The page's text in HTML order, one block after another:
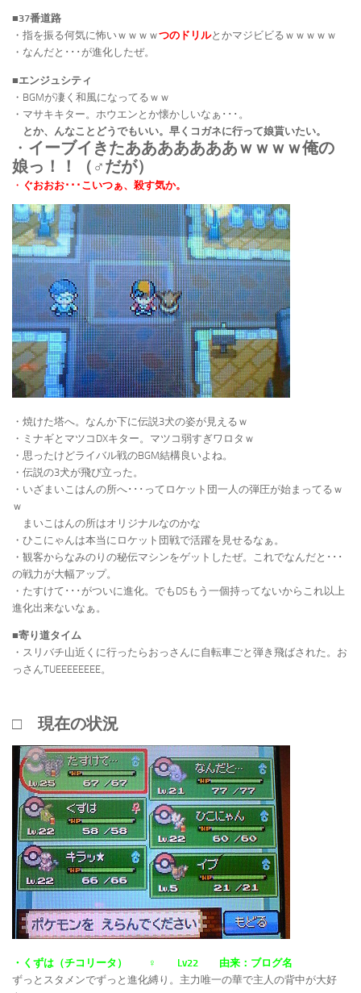
■37番道路
・指を振る何気に怖いｗｗｗｗつのドリルとかマジビビるｗｗｗｗｗ
・なんだと･･･が進化したぜ。
■エンジュシティ
・BGMが凄く和風になってるｗｗ
・マサキキター。ホウエンとか懐かしいなぁ･･･。
とか、んなことどうでもいい。早くコガネに行って娘貰いたい。
・ イーブイきたあああああああｗｗｗｗ俺の
娘っ！！（♂だが）
・ ぐおおお･･･こいつぁ、殺す気か。
・焼けた塔へ。なんか下に伝説3犬の姿が見えるｗ
・ミナギとマツコDXキター。マツコ弱すぎワロタｗ
・思ったけどライバル戦のBGM結構良いよね。
・伝説の3犬が飛び立った。
・いざまいこはんの所へ･･･ってロケット団一人の弾圧が始まってるｗ
ｗ
まいこはんの所はオリジナルなのかな
・ひこにゃんは本当にロケット団戦で活躍を見せるなぁ。
・観客からなみのりの秘伝マシンをゲットしたぜ。これでなんだと･･･
の戦力が大幅アップ。
・たすけて･･･がついに進化。でもDSもう一個持ってないからこれ以上
進化出来ないなぁ。
■寄り道タイム
・スリバチ山近くに行ったらおっさんに自転車ごと弾き飛ばされた。お
っさんTUEEEEEEEE。
□ 現在の状況
・くずは（チコリータ） ♀ Lv22 由来：ブログ名
ずっとスタメンでずっと進化縛り。主力唯一の華で主人の背中が大好